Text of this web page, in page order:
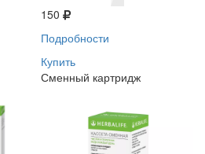
150
Подробности
Купить
Сменный картридж